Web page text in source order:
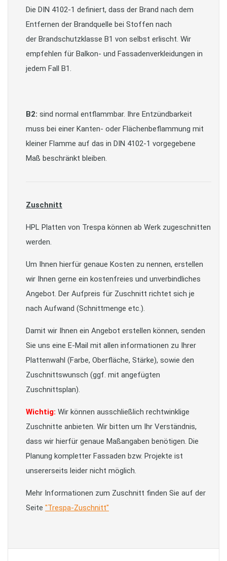
Die DIN 4102-1 definiert, dass der Brand nach dem
Entfernen der Brandquelle bei Stoffen nach
der Brandschutzklasse B1 von selbst erlischt. Wir
empfehlen für Balkon- und Fassadenverkleidungen in
jedem Fall B1.
B2: sind normal entflammbar. Ihre Entzündbarkeit
muss bei einer Kanten- oder Flächenbeflammung mit
kleiner Flamme auf das in DIN 4102-1 vorgegebene
Maß beschränkt bleiben.
Zuschnitt
HPL Platten von Trespa können ab Werk zugeschnitten
werden.
Um Ihnen hierfür genaue Kosten zu nennen, erstellen
wir Ihnen gerne ein kostenfreies und unverbindliches
Angebot. Der Aufpreis für Zuschnitt richtet sich je
nach Aufwand (Schnittmenge etc.).
Damit wir Ihnen ein Angebot erstellen können, senden
Sie uns eine E-Mail mit allen informationen zu Ihrer
Plattenwahl (Farbe, Oberfläche, Stärke), sowie den
Zuschnittswunsch (ggf. mit angefügten
Zuschnittsplan).
Wichtig: Wir können ausschließlich rechtwinklige
Zuschnitte anbieten. Wir bitten um Ihr Verständnis,
dass wir hierfür genaue Maßangaben benötigen. Die
Planung kompletter Fassaden bzw. Projekte ist
unsererseits leider nicht möglich.
Mehr Informationen zum Zuschnitt finden Sie auf der
Seite "Trespa-Zuschnitt"